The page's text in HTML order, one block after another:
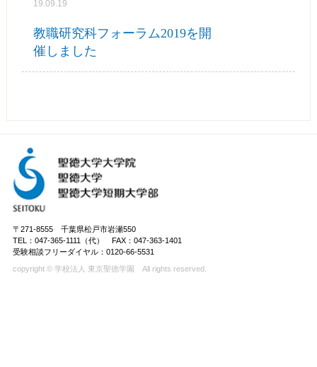
19.09.19
教職研究科フォーラム2019を開
催しました
〒271-8555 千葉県松戸市岩瀬550
TEL：047-365-1111（代） FAX：047-363-1401
受験相談フリーダイヤル：0120-66-5531
copyright © 学校法人 東京聖徳学園 All rights reserved.